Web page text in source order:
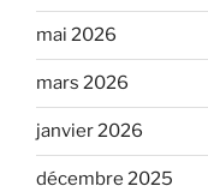
mai 2026
mars 2026
janvier 2026
décembre 2025